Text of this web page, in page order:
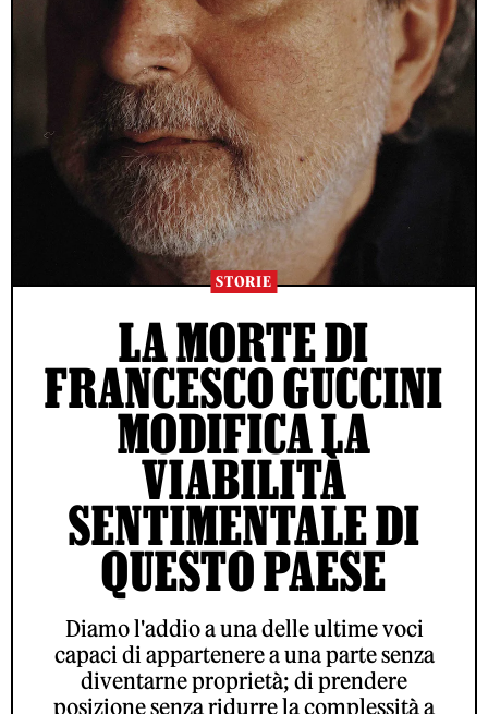
STORIE
LA MORTE DI
FRANCESCO GUCCINI
MODIFICA LA
VIABILITÀ
SENTIMENTALE DI
QUESTO PAESE
Diamo l'addio a una delle ultime voci
capaci di appartenere a una parte senza
diventarne proprietà; di prendere
posizione senza ridurre la complessità a